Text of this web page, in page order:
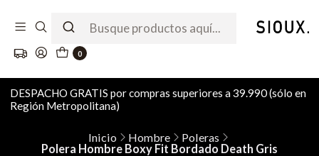
0
DESPACHO GRATIS por compras superiores a 39.990 (sólo en
Región Metropolitana)
Inicio Hombre
Poleras
Polera Hombre Boxy Fit Bordado Death Gris